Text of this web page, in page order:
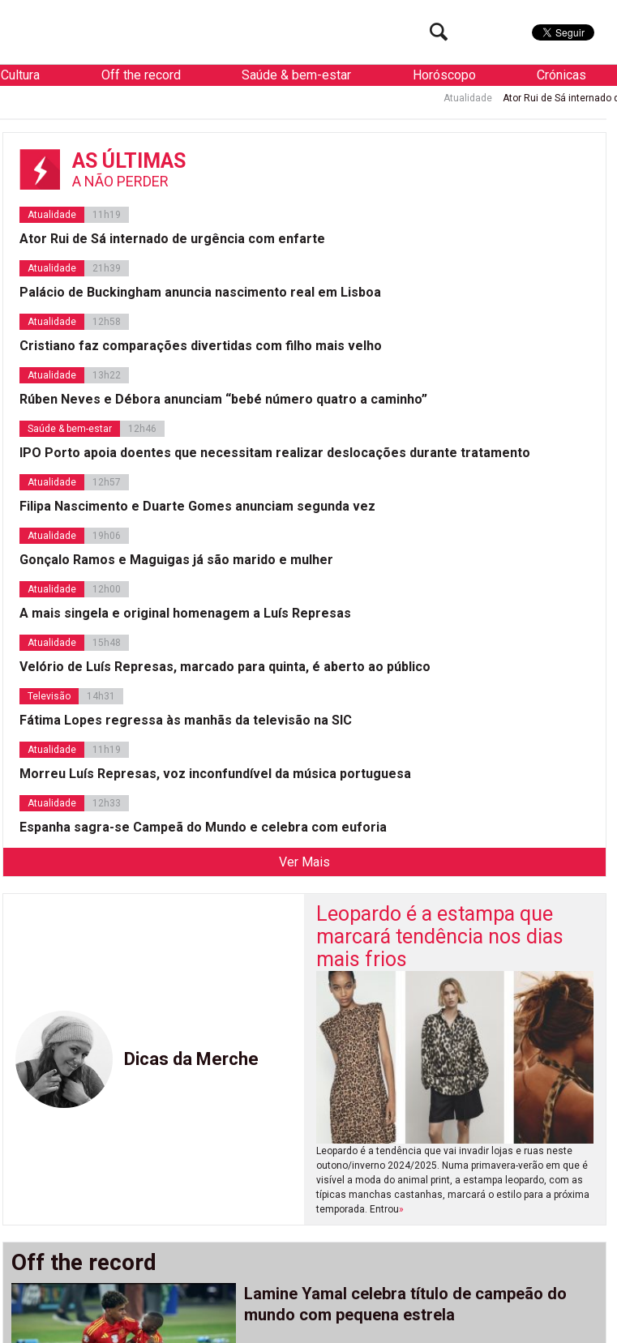
Cultura Off the record Saúde & bem-estar Horóscopo Crónicas
Ator Rui de Sá internado de urgência com
AS ÚLTIMAS
A NÃO PERDER
Atualidade 11h19
Ator Rui de Sá internado de urgência com enfarte
Atualidade 21h39
Palácio de Buckingham anuncia nascimento real em Lisboa
Atualidade 12h58
Cristiano faz comparações divertidas com filho mais velho
Atualidade 13h22
Rúben Neves e Débora anunciam “bebé número quatro a caminho”
Saúde & bem-estar 12h46
IPO Porto apoia doentes que necessitam realizar deslocações durante tratamento
Atualidade 12h57
Filipa Nascimento e Duarte Gomes anunciam segunda vez
Atualidade 19h06
Gonçalo Ramos e Maguigas já são marido e mulher
Atualidade 12h00
A mais singela e original homenagem a Luís Represas
Atualidade 15h48
Velório de Luís Represas, marcado para quinta, é aberto ao público
Televisão 14h31
Fátima Lopes regressa às manhãs da televisão na SIC
Atualidade 11h19
Morreu Luís Represas, voz inconfundível da música portuguesa
Atualidade 12h33
Espanha sagra-se Campeã do Mundo e celebra com euforia
Ver Mais
Dicas da Merche
Leopardo é a estampa que
marcará tendência nos dias
mais frios
Leopardo é a tendência que vai invadir lojas e ruas neste
outono/inverno 2024/2025. Numa primavera-verão em que é
visível a moda do animal print, a estampa leopardo, com as
típicas manchas castanhas, marcará o estilo para a próxima
temporada. Entrou»
Off the record
Lamine Yamal celebra título de campeão do
mundo com pequena estrela